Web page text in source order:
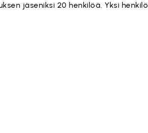
jäseniksi 20 henkilöä. Yksi henkilö